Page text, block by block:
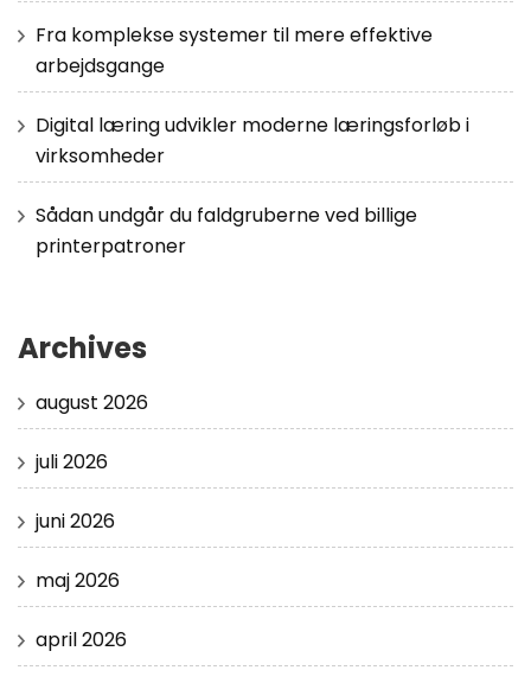
Fra komplekse systemer til mere effektive
arbejdsgange
Digital læring udvikler moderne læringsforløb i
virksomheder
Sådan undgår du faldgruberne ved billige
printerpatroner
Archives
august 2026
juli 2026
juni 2026
maj 2026
april 2026